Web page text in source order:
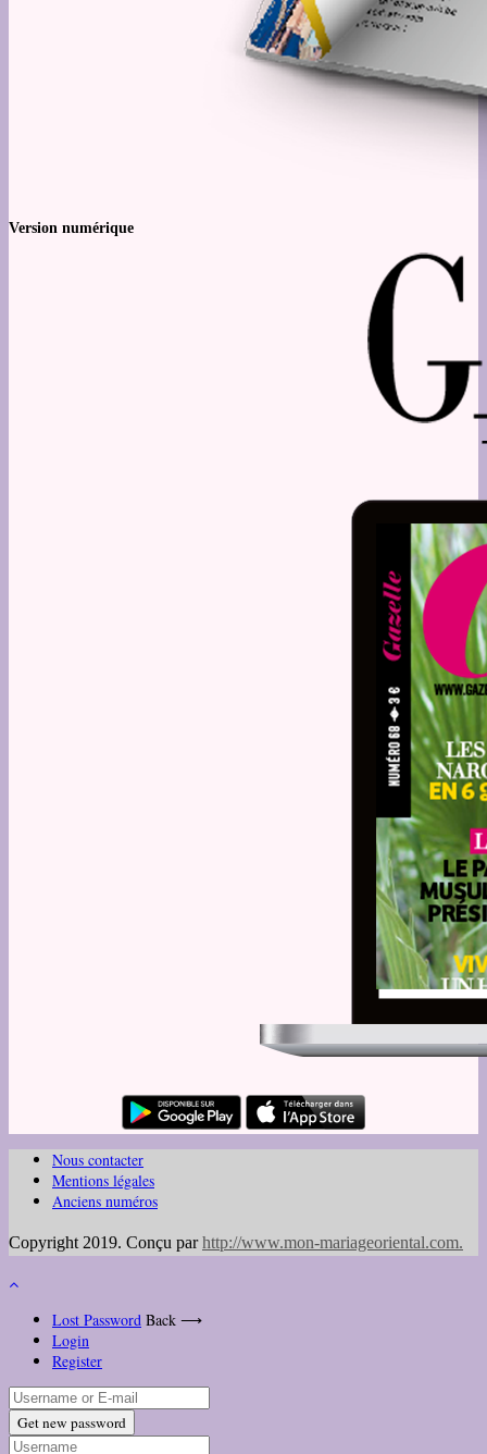
Version numérique
Nous contacter
Mentions légales
Anciens numéros
Copyright 2019. Conçu parhttp://www.mon-mariageoriental.com.
Lost Password Back ⟶
Login
Register
Get new password